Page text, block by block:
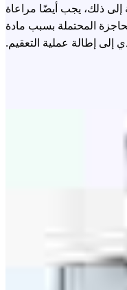
إلى ذلك، يجب أيضًا مراعاة
المحتملة بسبب مادة
إلى إطالة عملية التعقيم.